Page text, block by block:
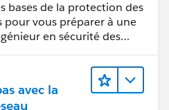
in the keyinfo? true
element with ID
bases de la protection des
pour vous préparer à une
en sécurité des
avec la